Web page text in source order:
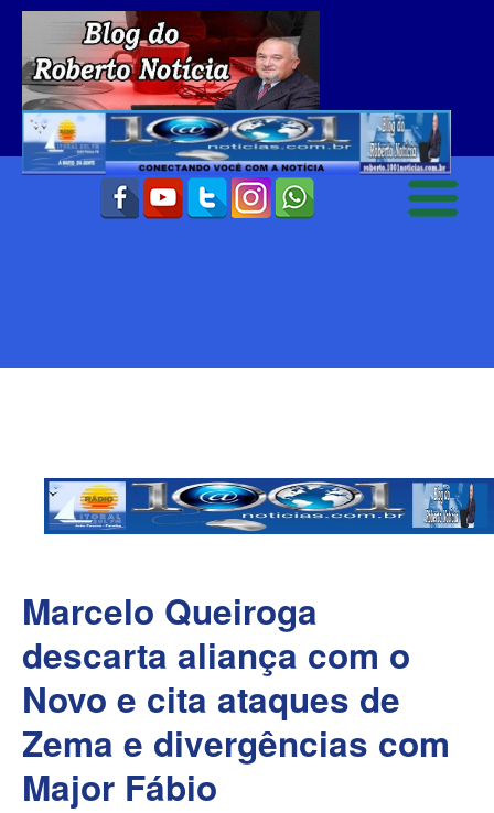
Marcelo Queiroga
descarta aliança com o
Novo e cita ataques de
Zema e divergências com
Major Fábio